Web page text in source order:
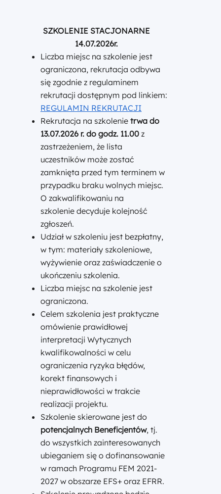
SZKOLENIE STACJONARNE
14.07.2026r.
Liczba miejsc na szkolenie jest
ograniczona, rekrutacja odbywa
się zgodnie z regulaminem
rekrutacji dostępnym pod linkiem:
REGULAMIN REKRUTACJI
Rekrutacja na szkolenie trwa do
13.07.2026 r. do godz. 11.00 z
zastrzeżeniem, że lista
uczestników może zostać
zamknięta przed tym terminem w
przypadku braku wolnych miejsc.
O zakwalifikowaniu na
szkolenie decyduje kolejność
zgłoszeń.
Udział w szkoleniu jest bezpłatny,
w tym: materiały szkoleniowe,
wyżywienie oraz zaświadczenie o
ukończeniu szkolenia.
Liczba miejsc na szkolenie jest
ograniczona.
Celem szkolenia jest praktyczne
omówienie prawidłowej
interpretacji Wytycznych
kwalifikowalności w celu
ograniczenia ryzyka błędów,
korekt finansowych i
nieprawidłowości w trakcie
realizacji projektu.
Szkolenie skierowane jest do
potencjalnych Beneficjentów, tj.
do wszystkich zainteresowanych
ubieganiem się o dofinansowanie
w ramach Programu FEM 2021-
2027 w obszarze EFS+ oraz EFRR.